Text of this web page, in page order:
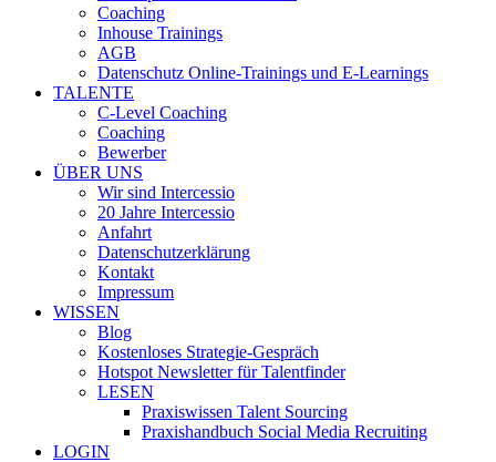
Coaching
Inhouse Trainings
AGB
Datenschutz Online-Trainings und E-Learnings
TALENTE
C-Level Coaching
Coaching
Bewerber
ÜBER UNS
Wir sind Intercessio
20 Jahre Intercessio
Anfahrt
Datenschutzerklärung
Kontakt
Impressum
WISSEN
Blog
Kostenloses Strategie-Gespräch
Hotspot Newsletter für Talentfinder
LESEN
Praxiswissen Talent Sourcing
Praxishandbuch Social Media Recruiting
LOGIN